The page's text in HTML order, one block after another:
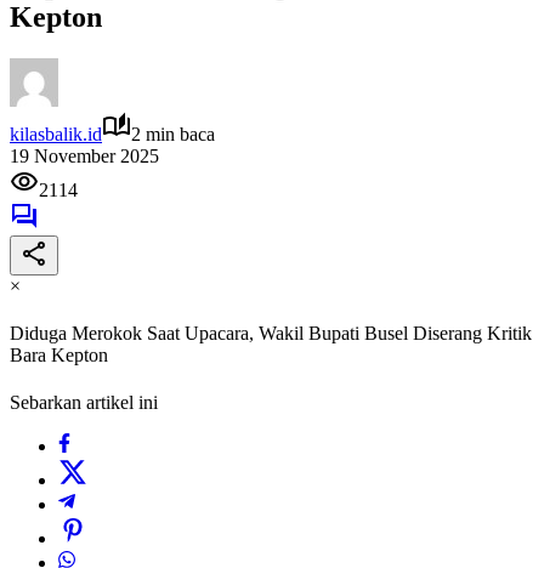
Kepton
kilasbalik.id
2 min baca
19 November 2025
2114
×
Diduga Merokok Saat Upacara, Wakil Bupati Busel Diserang Kritik
Bara Kepton
Sebarkan artikel ini